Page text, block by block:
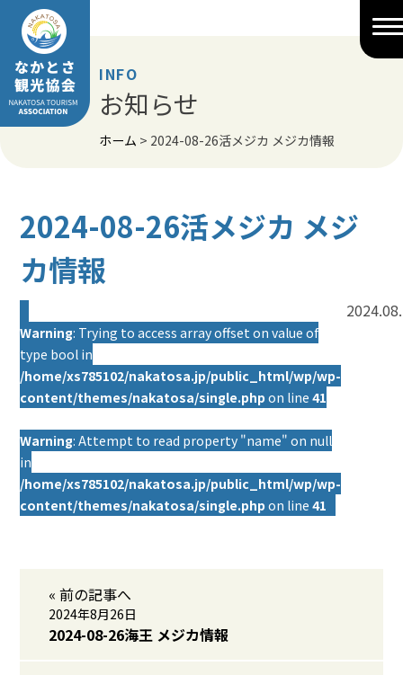
Skip
content
INFO
お知らせ
ホーム > 2024-08-26活メジカ メジカ情報
2024-08-26活メジカ メジ
カ情報
Warning: Trying to access array offset on value of
type bool in
/home/xs785102/nakatosa.jp/public_html/wp/wp-
content/themes/nakatosa/single.php on line41
Warning: Attempt to read property "name" on null
in
/home/xs785102/nakatosa.jp/public_html/wp/wp-
content/themes/nakatosa/single.php on line41
« 前の記事へ
2024年8月26日
2024-08-26海王 メジカ情報